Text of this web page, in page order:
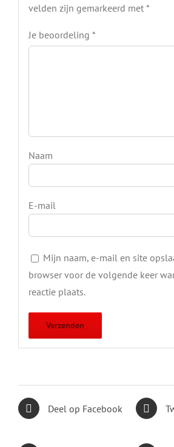
velden zijn gemarkeerd met *
Je beoordeling *
Naam
E-mail
Mijn naam, e-mail en site
browser voor de volgende keer
reactie plaats.
Deel op Facebook